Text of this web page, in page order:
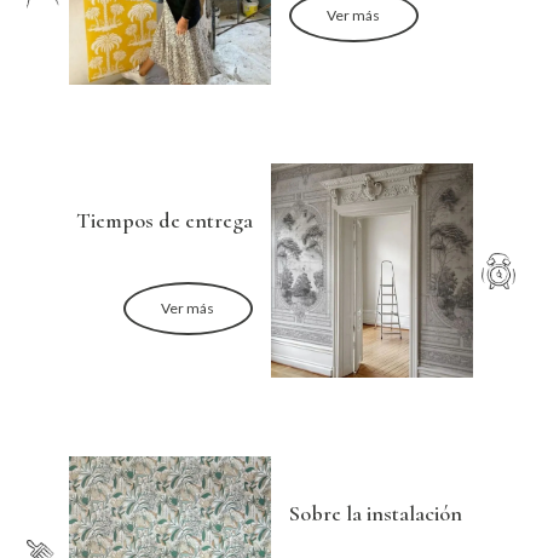
Ver más
Tiempos de entrega
Ver más
Sobre la instalación